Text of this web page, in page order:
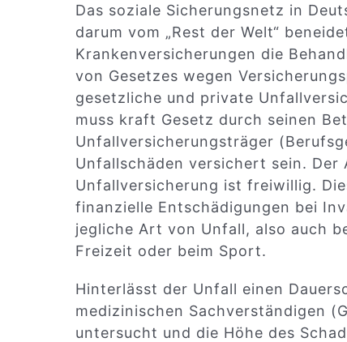
Das soziale Sicherungsnetz in
darum vom „Rest der Welt“
Krankenversicherungen die
von Gesetzes wegen
gesetzliche und private
muss kraft Gesetz durch seinen
Unfallversicherungsträger
Unfallschäden versichert sein. Der
Unfallversicherung ist freiwillig.
finanzielle Entschädigungen bei
jegliche Art von Unfall, also auch
Freizeit oder beim Sport.
Hinterlässt der Unfall einen
medizinischen Sachverständigen
untersucht und die Höhe des